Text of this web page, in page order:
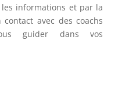
informations et par la
avec des coachs
guider dans vos